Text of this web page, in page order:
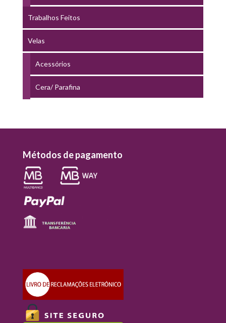
Trabalhos Feitos
Velas
Acessórios
Cera/ Parafina
Métodos de pagamento